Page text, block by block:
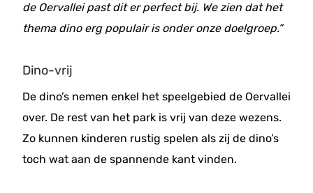
de Oervallei past dit er perfect bij. We zien dat het
thema dino erg populair is onder onze doelgroep.”
Dino-vrij
De dino’s nemen enkel het speelgebied de Oervallei
over. De rest van het park is vrij van deze wezens.
Zo kunnen kinderen rustig spelen als zij de dino’s
toch wat aan de spannende kant vinden.